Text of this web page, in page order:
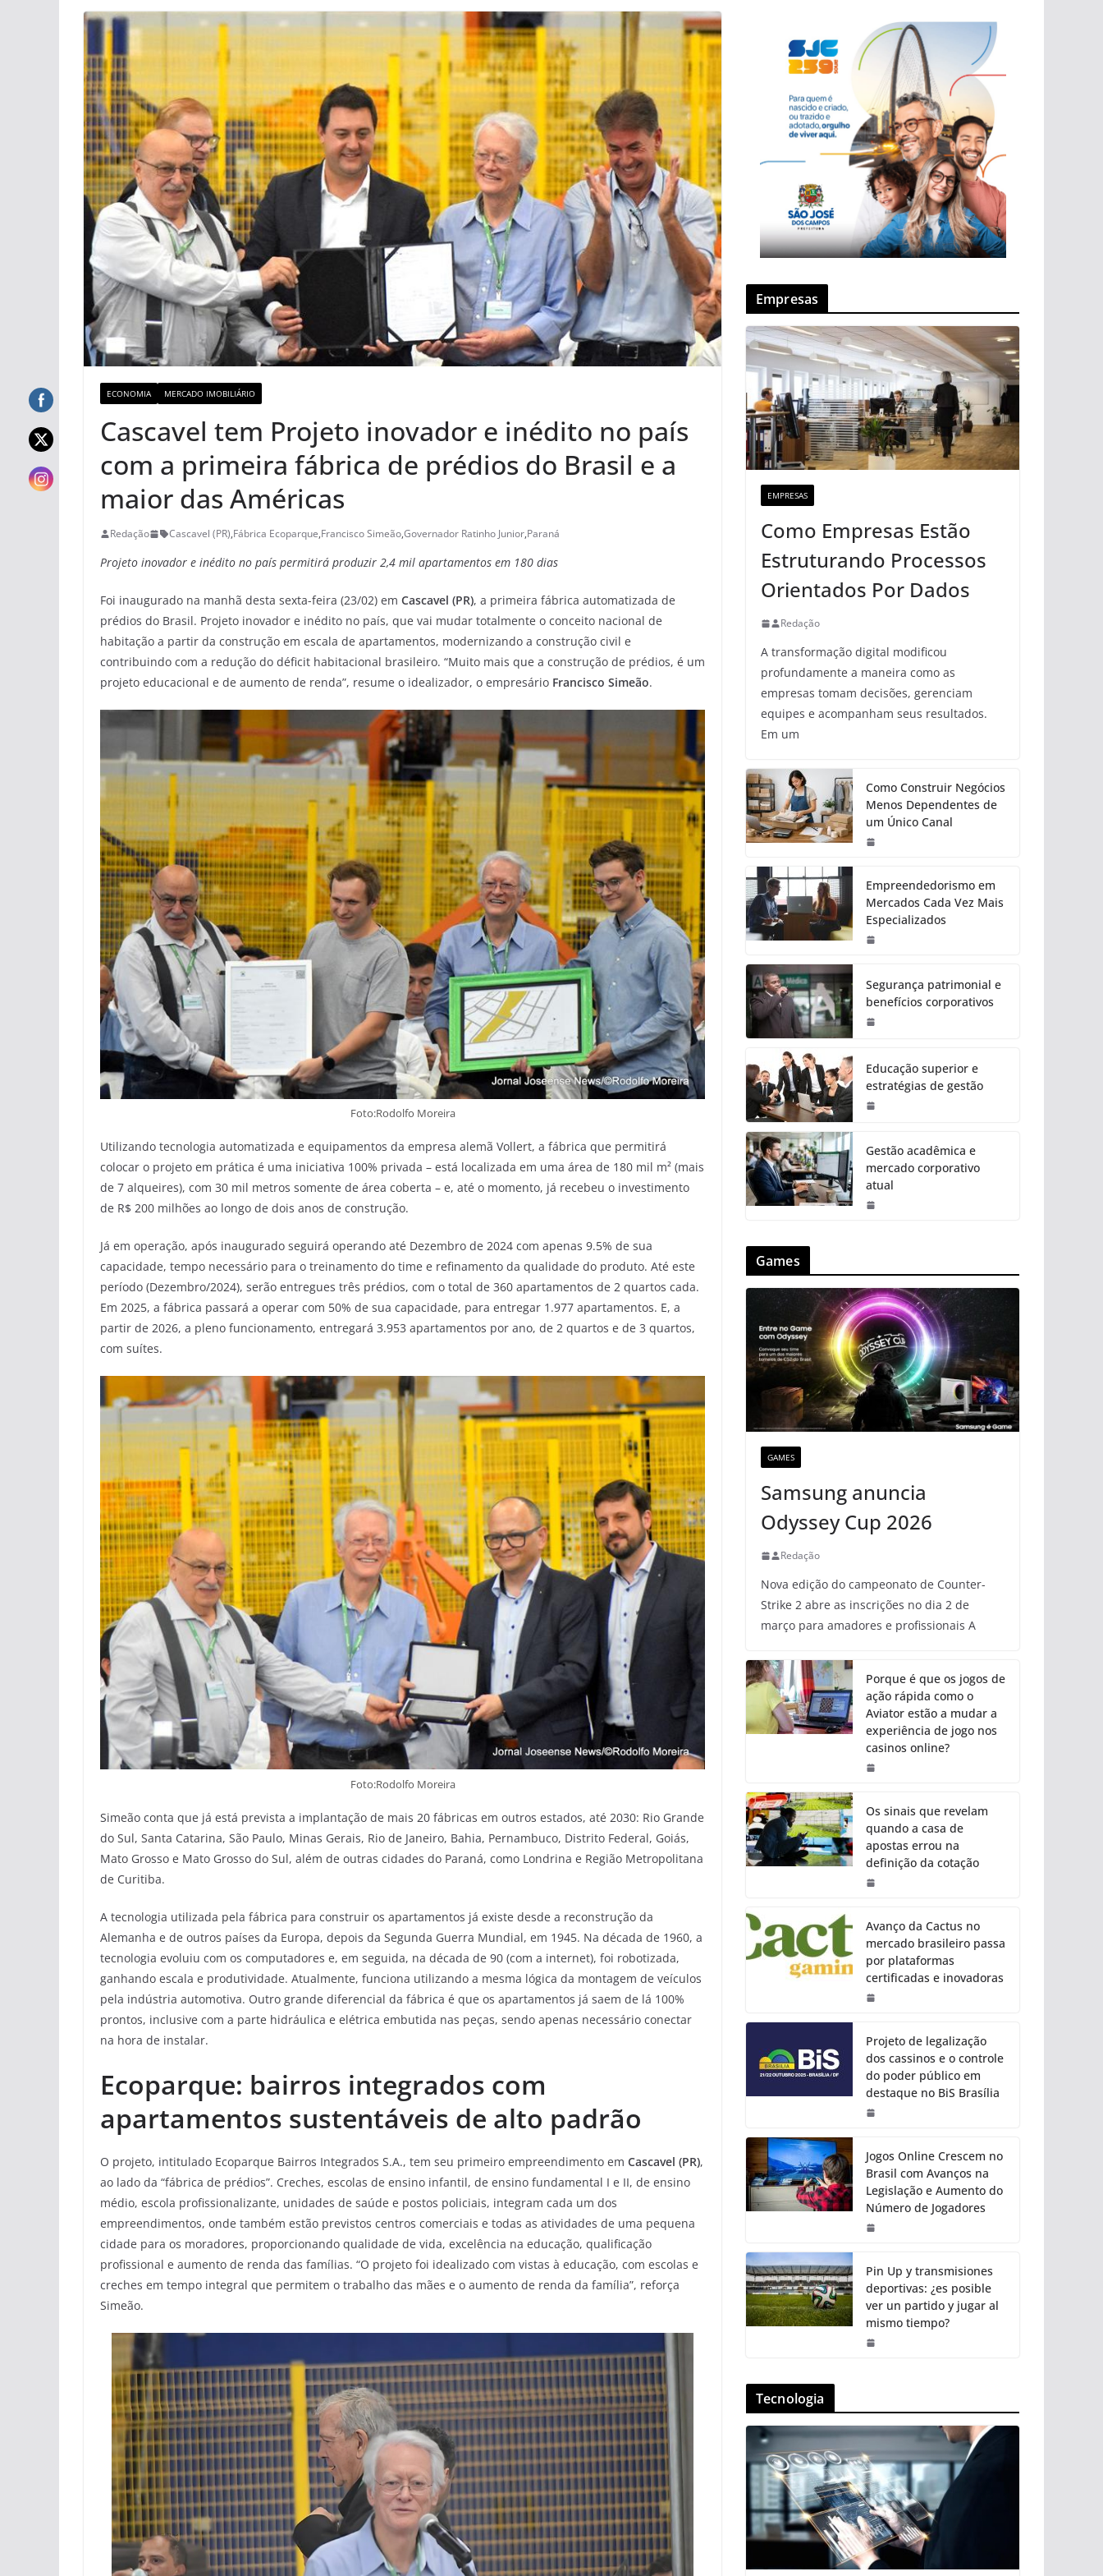
ECONOMIA MERCADO IMOBILIÁRIO
Cascavel tem Projeto inovador e inédito no país
com a primeira fábrica de prédios do Brasil e a
maior das Américas
Redação Cascavel (PR),Fábrica Ecoparque,Francisco Simeão,Governador Ratinho Junior,Paraná
Projeto inovador e inédito no país permitirá produzir 2,4 mil apartamentos em 180 dias
Foi inaugurado na manhã desta sexta-feira (23/02) em Cascavel (PR), a primeira fábrica automatizada de
prédios do Brasil. Projeto inovador e inédito no país, que vai mudar totalmente o conceito nacional de
habitação a partir da construção em escala de apartamentos, modernizando a construção civil e
contribuindo com a redução do déficit habitacional brasileiro. “Muito mais que a construção de prédios, é um
projeto educacional e de aumento de renda”, resume o idealizador, o empresário Francisco Simeão.
Foto:Rodolfo Moreira
Utilizando tecnologia automatizada e equipamentos da empresa alemã Vollert, a fábrica que permitirá
colocar o projeto em prática é uma iniciativa 100% privada – está localizada em uma área de 180 mil m² (mais
de 7 alqueires), com 30 mil metros somente de área coberta – e, até o momento, já recebeu o investimento
de R$ 200 milhões ao longo de dois anos de construção.
Já em operação, após inaugurado seguirá operando até Dezembro de 2024 com apenas 9.5% de sua
capacidade, tempo necessário para o treinamento do time e refinamento da qualidade do produto. Até este
período (Dezembro/2024), serão entregues três prédios, com o total de 360 apartamentos de 2 quartos cada.
Em 2025, a fábrica passará a operar com 50% de sua capacidade, para entregar 1.977 apartamentos. E, a
partir de 2026, a pleno funcionamento, entregará 3.953 apartamentos por ano, de 2 quartos e de 3 quartos,
com suítes.
Foto:Rodolfo Moreira
Simeão conta que já está prevista a implantação de mais 20 fábricas em outros estados, até 2030: Rio Grande
do Sul, Santa Catarina, São Paulo, Minas Gerais, Rio de Janeiro, Bahia, Pernambuco, Distrito Federal, Goiás,
Mato Grosso e Mato Grosso do Sul, além de outras cidades do Paraná, como Londrina e Região Metropolitana
de Curitiba.
A tecnologia utilizada pela fábrica para construir os apartamentos já existe desde a reconstrução da
Alemanha e de outros países da Europa, depois da Segunda Guerra Mundial, em 1945. Na década de 1960, a
tecnologia evoluiu com os computadores e, em seguida, na década de 90 (com a internet), foi robotizada,
ganhando escala e produtividade. Atualmente, funciona utilizando a mesma lógica da montagem de veículos
pela indústria automotiva. Outro grande diferencial da fábrica é que os apartamentos já saem de lá 100%
prontos, inclusive com a parte hidráulica e elétrica embutida nas peças, sendo apenas necessário conectar
na hora de instalar.
Ecoparque: bairros integrados com
apartamentos sustentáveis de alto padrão
O projeto, intitulado Ecoparque Bairros Integrados S.A., tem seu primeiro empreendimento em Cascavel (PR),
ao lado da “fábrica de prédios”. Creches, escolas de ensino infantil, de ensino fundamental I e II, de ensino
médio, escola profissionalizante, unidades de saúde e postos policiais, integram cada um dos
empreendimentos, onde também estão previstos centros comerciais e todas as atividades de uma pequena
cidade para os moradores, proporcionando qualidade de vida, excelência na educação, qualificação
profissional e aumento de renda das famílias. “O projeto foi idealizado com vistas à educação, com escolas e
creches em tempo integral que permitem o trabalho das mães e o aumento de renda da família”, reforça
Simeão.
Empresas
EMPRESAS
Como Empresas Estão
Estruturando Processos
Orientados Por Dados
Redação
A transformação digital modificou
profundamente a maneira como as
empresas tomam decisões, gerenciam
equipes e acompanham seus resultados.
Em um
Como Construir Negócios
Menos Dependentes de
um Único Canal
Empreendedorismo em
Mercados Cada Vez Mais
Especializados
Segurança patrimonial e
benefícios corporativos
Educação superior e
estratégias de gestão
Gestão acadêmica e
mercado corporativo
atual
Games
GAMES
Samsung anuncia
Odyssey Cup 2026
Redação
Nova edição do campeonato de Counter-
Strike 2 abre as inscrições no dia 2 de
março para amadores e profissionais A
Porque é que os jogos de
ação rápida como o
Aviator estão a mudar a
experiência de jogo nos
casinos online?
Os sinais que revelam
quando a casa de
apostas errou na
definição da cotação
Avanço da Cactus no
mercado brasileiro passa
por plataformas
certificadas e inovadoras
Projeto de legalização
dos cassinos e o controle
do poder público em
destaque no BiS Brasília
Jogos Online Crescem no
Brasil com Avanços na
Legislação e Aumento do
Número de Jogadores
Pin Up y transmisiones
deportivas: ¿es posible
ver un partido y jugar al
mismo tiempo?
Tecnologia